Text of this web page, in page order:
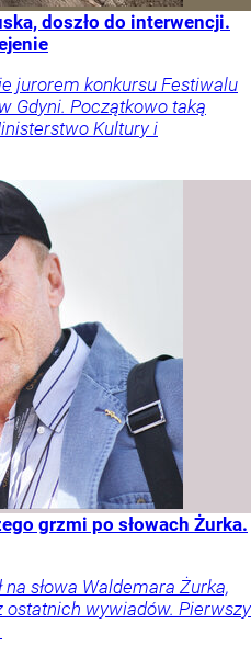
doszło do interwencji.
jurorem konkursu Festiwalu
Gdyni. Początkowo taką
Kultury i
grzmi po słowach Żurka.
słowa Waldemara Żurka,
ostatnich wywiadów. Pierwszy